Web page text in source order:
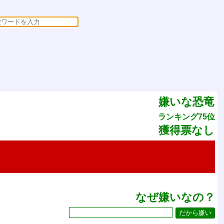
嫌いな恐竜
ランキング75位
獲得票なし
なぜ嫌いなの？